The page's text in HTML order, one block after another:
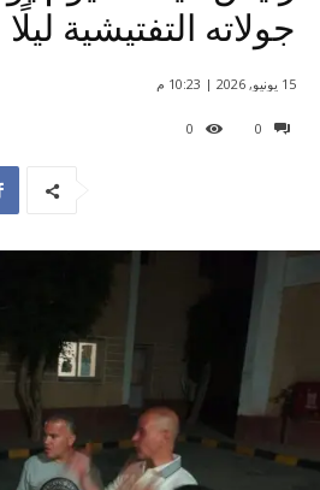
جولاته التفتيشية ليلًا
0
0
15 يونيو, 2026 | 10:23 م